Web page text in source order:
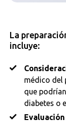
La
incluye:
médico del
que
diabetes o